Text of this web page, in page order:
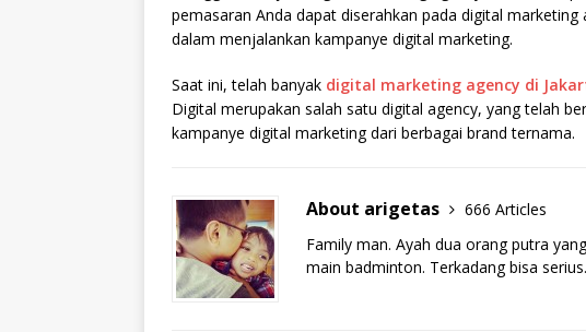
pemasaran Anda dapat diserahkan pada digital
dalam menjalankan kampanye digital marketing.
Saat ini, telah banyak digital marketing agency di
Digital merupakan salah satu digital agency, yang telah
kampanye digital marketing dari berbagai brand ternama.
About arigetas
666 Articles
Family man. Ayah dua orang putra
main badminton. Terkadang bisa serius.